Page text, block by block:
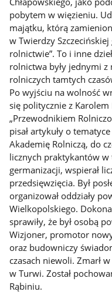
pobytem w więzieniu.
majątku, którą
w Twierdzy
rolnictwie”. To i inne
rolnictwa były jednymi
rolniczych tamtych
Po wyjściu na wolność
się politycznie z
„Przewodnikiem
pisał artykuły o
Akademię Rolniczą, do
licznych praktykantów
germanizacji, wspierał
przedsięwzięcia. Był
organizował oddziały
Wielkopolskiego.
sprawiły, że był osobą
Wizjoner, promotor
oraz budowniczy
czasach niewoli. Zmarł
w Turwi. Został
Rąbiniu.